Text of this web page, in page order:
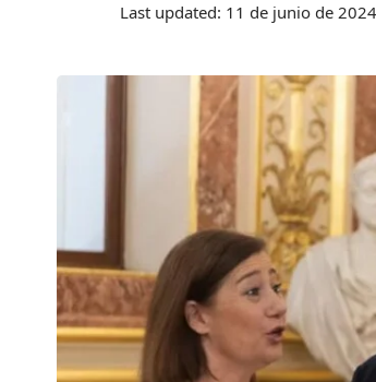
Last updated: 11 de junio de